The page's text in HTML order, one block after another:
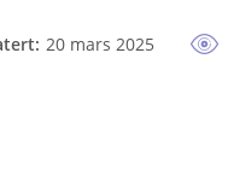
20 mars 2025